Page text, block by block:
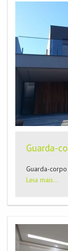
Guarda-
Guarda-
Leia mais...